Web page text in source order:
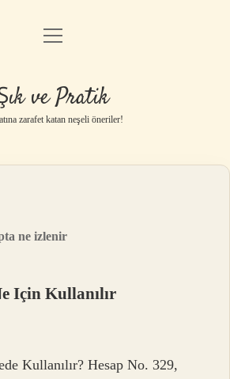
Anasayfa
Yasal Uyarı
menüyü
ve Pratik
zarafet katan neşeli öneriler!
ne izlenir
Için Kullanılır
Kullanılır? Hesap No. 329,